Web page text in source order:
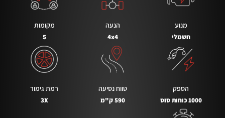
מנוע
חשמלי
הנעה
4x4
מקומות
5
הספק
1000 כוחות סוס
טווח נסיעה
590 ק"מ
רמת גימור
3X